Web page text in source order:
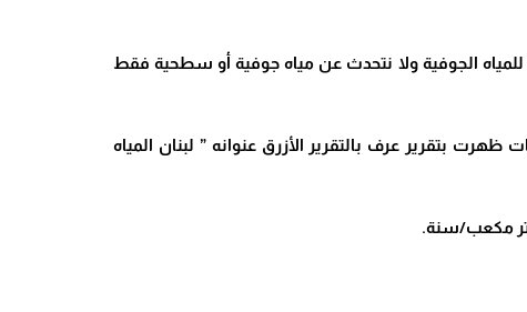
الجوفية ولا نتحدث عن مياه جوفية أو سطحية فقط
بتقرير عرف بالتقرير الأزرق عنوانه ” لبنان المياه